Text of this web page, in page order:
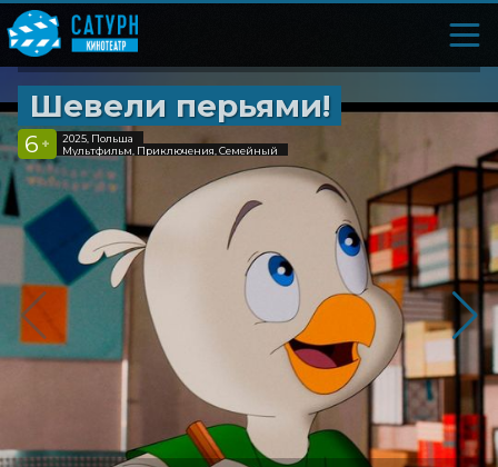
Шевели перьями!
6 +
2025, Польша
Мультфильм, Приключения, Семейный